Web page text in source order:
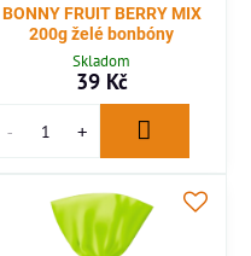
BONNY FRUIT BERRY MIX
200g želé bonbóny
Skladom
39 Kč